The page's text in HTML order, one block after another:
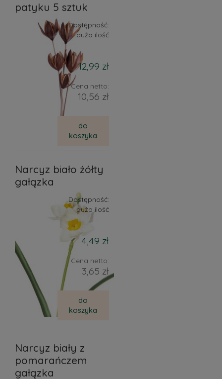
patyku 5 sztuk
Dostępność:
duża ilość
12,99 zł
Cena netto:
10,56 zł
do
koszyka
Narcyz biało żółty
gałązka
Dostępność:
duża ilość
4,49 zł
Cena netto:
3,65 zł
do
koszyka
Narcyz biały z
pomarańczem
gałązka